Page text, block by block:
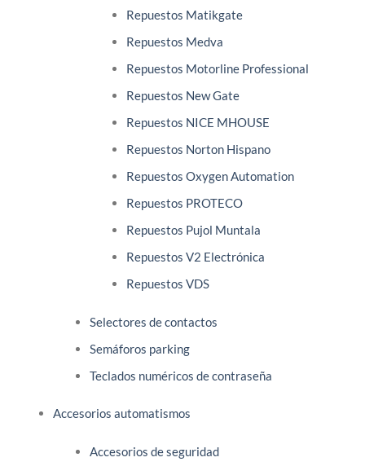
Repuestos Matikgate
Repuestos Medva
Repuestos Motorline Professional
Repuestos New Gate
Repuestos NICE MHOUSE
Repuestos Norton Hispano
Repuestos Oxygen Automation
Repuestos PROTECO
Repuestos Pujol Muntala
Repuestos V2 Electrónica
Repuestos VDS
Selectores de contactos
Semáforos parking
Teclados numéricos de contraseña
Accesorios automatismos
Accesorios de seguridad